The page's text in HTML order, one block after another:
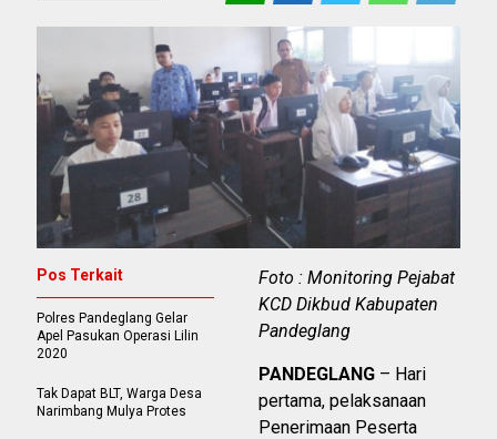
Foto : Monitoring Pejabat
KCD Dikbud Kabupaten
Pandeglang
PANDEGLANG – Hari
pertama, pelaksanaan
Penerimaan Peserta
Pos Terkait
Polres Pandeglang Gelar
Apel Pasukan Operasi Lilin
2020
Tak Dapat BLT, Warga Desa
Narimbang Mulya Protes